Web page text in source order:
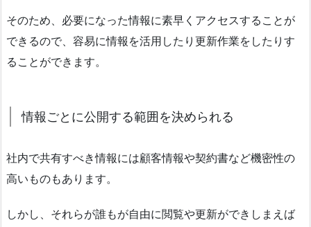
そのため、必要になった情報に素早くアクセスすることが
できるので、容易に情報を活用したり更新作業をしたりす
ることができます。
情報ごとに公開する範囲を決められる
社内で共有すべき情報には顧客情報や契約書など機密性の
高いものもあります。
しかし、それらが誰もが自由に閲覧や更新ができしまえば